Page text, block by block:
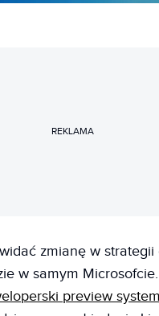
REKLAMA
zmianę w strategii
w samym
preview